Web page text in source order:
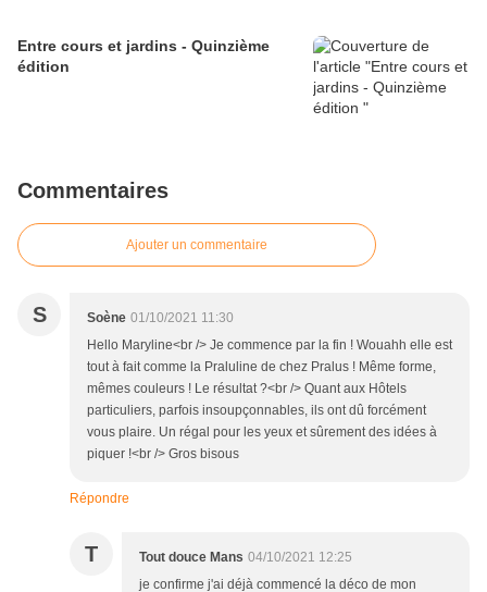
Entre cours et jardins - Quinzième
édition
Commentaires
Ajouter un commentaire
S Soène 01/10/2021 11:30
Hello Maryline<br /> Je commence par la fin ! Wouahh elle est
tout à fait comme la Praluline de chez Pralus ! Même forme,
mêmes couleurs ! Le résultat ?<br /> Quant aux Hôtels
particuliers, parfois insoupçonnables, ils ont dû forcément
vous plaire. Un régal pour les yeux et sûrement des idées à
piquer !<br /> Gros bisous
Répondre
T Tout douce Mans 04/10/2021 12:25
je confirme j'ai déjà commencé la déco de mon